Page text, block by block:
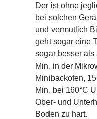
Der ist ohne
bei solchen
und vermutlich
geht sogar eine
sogar besser als
Min. in der
Minibackofen,
Min. bei 160°C
Ober- und
Boden zu hart.